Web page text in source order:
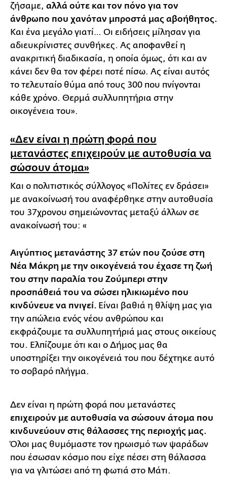
ζήσαμε, αλλά ούτε και τον πόνο για τον
άνθρωπο που χανόταν μπροστά μας αβοήθητος.
Και ένα μεγάλο γιατί… Οι ειδήσεις μίλησαν για
αδιευκρίνιστες συνθήκες. Ας αποφανθεί η
ανακριτική διαδικασία, η οποία όμως, ότι και αν
κάνει δεν θα τον φέρει ποτέ πίσω. Ας είναι αυτός
το τελευταίο θύμα από τους 300 που πνίγονται
κάθε χρόνο. Θερμά συλλυπητήρια στην
οικογένεια του».
«Δεν είναι η πρώτη φορά που
μετανάστες επιχειρούν με αυτοθυσία να
σώσουν άτομα»
Και ο πολιτιστικός σύλλογος «Πολίτες εν δράσει»
με ανακοίνωσή του αναφέρθηκε στην αυτοθυσία
του 37χρονου σημειώνοντας μεταξύ άλλων σε
ανακοίνωσή του: «
Αιγύπτιος μετανάστης 37 ετών που ζούσε στη
Νέα Μάκρη με την οικογένειά του έχασε τη ζωή
του στην παραλία του Ζούμπερι στην
προσπάθειά του να σώσει ηλικιωμένο που
κινδύνευε να πνιγεί. Είναι βαθιά η θλίψη μας για
την απώλεια ενός νέου ανθρώπου και
εκφράζουμε τα συλλυπητήριά μας στους οικείους
του. Ελπίζουμε ότι και ο Δήμος μας θα
υποστηρίξει την οικογένειά του που δέχτηκε αυτό
το σοβαρό πλήγμα.
Δεν είναι η πρώτη φορά που μετανάστες
επιχειρούν με αυτοθυσία να σώσουν άτομα που
κινδυνεύουν στις θάλασσες της περιοχής μας.
Όλοι μας θυμόμαστε τον ηρωισμό των ψαράδων
που έσωσαν κόσμο που είχε πέσει στη θάλασσα
για να γλιτώσει από τη φωτιά στο Μάτι.